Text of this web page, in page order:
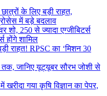
के लिए बड़ी राहत,
में बड़े बदलाव
शो, 250 से ज्यादा एग्जीबिटर्स
होंगे शामिल
राहत! RPSC का ‘मिशन 30
तक, जानिए यूट्यूबर सौरभ जोशी से
गया कृषि विज्ञान का पेपर,